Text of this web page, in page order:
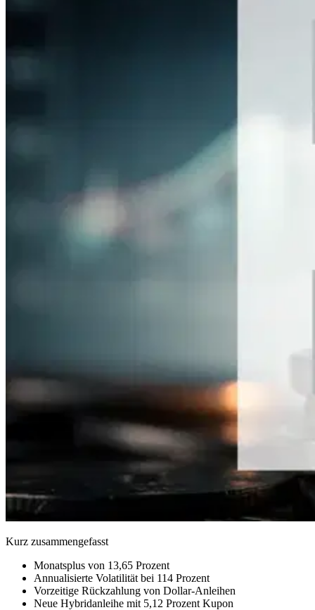
Kurz zusammengefasst
Monatsplus von 13,65 Prozent
Annualisierte Volatilität bei 114 Prozent
Vorzeitige Rückzahlung von Dollar-Anleihen
Neue Hybridanleihe mit 5,12 Prozent Kupon